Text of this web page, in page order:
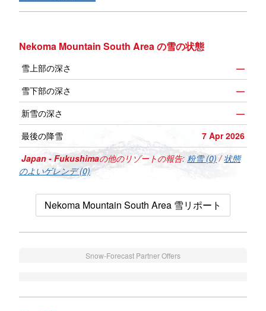
Nekoma Mountain South Area の雪の状態
雪上部の深さ
—
雪下部の深さ
—
新雪の深さ
—
最後の降雪
7 Apr 2026
Japan - Fukushimaの他のリゾートの報告: 粉雪 (0) /状態
のよいゲレンデ (0)
Nekoma Mountain South Area 雪リポート
Snow-Forecast Partner Offers